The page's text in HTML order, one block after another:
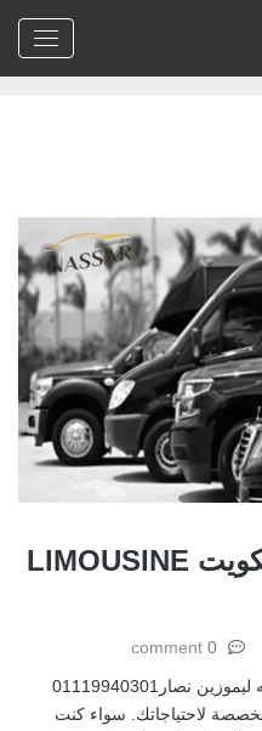
خدمات ليموزين في الكويت LIMOUSINE
0 comment
ليموزين للايجار Limousine rent شركه ليموزين نصار01119940301
لاحتياجاتك. سواء كنت